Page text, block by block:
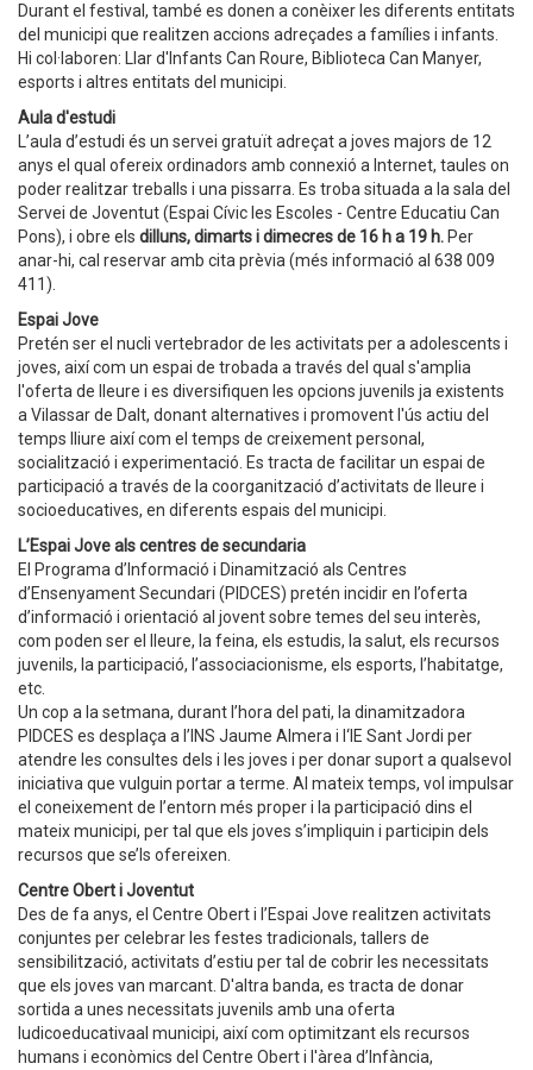
Durant el festival, també es donen a conèixer les diferents entitats
del municipi que realitzen accions adreçades a famílies i infants.
Hi col·laboren: Llar d'Infants Can Roure, Biblioteca Can Manyer,
esports i altres entitats del municipi.
Aula d'estudi
L’aula d’estudi és un servei gratuït adreçat a joves majors de 12
anys el qual ofereix ordinadors amb connexió a Internet, taules on
poder realitzar treballs i una pissarra. Es troba situada a la sala del
Servei de Joventut (Espai Cívic les Escoles - Centre Educatiu Can
Pons), i obre els dilluns, dimarts i dimecres de 16 h a 19 h. Per
anar-hi, cal reservar amb cita prèvia (més informació al 638 009
411).
Espai Jove
Pretén ser el nucli vertebrador de les activitats per a adolescents i
joves, així com un espai de trobada a través del qual s'amplia
l'oferta de lleure i es diversifiquen les opcions juvenils ja existents
a Vilassar de Dalt, donant alternatives i promovent l'ús actiu del
temps lliure així com el temps de creixement personal,
socialització i experimentació. Es tracta de facilitar un espai de
participació a través de la coorganització d’activitats de lleure i
socioeducatives, en diferents espais del municipi.
L’Espai Jove als centres de secundaria
El Programa d’Informació i Dinamització als Centres
d’Ensenyament Secundari (PIDCES) pretén incidir en l’oferta
d’informació i orientació al jovent sobre temes del seu interès,
com poden ser el lleure, la feina, els estudis, la salut, els recursos
juvenils, la participació, l’associacionisme, els esports, l’habitatge,
etc.
Un cop a la setmana, durant l’hora del pati, la dinamitzadora
PIDCES es desplaça a l’INS Jaume Almera i l‘IE Sant Jordi per
atendre les consultes dels i les joves i per donar suport a qualsevol
iniciativa que vulguin portar a terme. Al mateix temps, vol impulsar
el coneixement de l’entorn més proper i la participació dins el
mateix municipi, per tal que els joves s’impliquin i participin dels
recursos que se’ls ofereixen.
Centre Obert i Joventut
Des de fa anys, el Centre Obert i l’Espai Jove realitzen activitats
conjuntes per celebrar les festes tradicionals, tallers de
sensibilització, activitats d’estiu per tal de cobrir les necessitats
que els joves van marcant. D'altra banda, es tracta de donar
sortida a unes necessitats juvenils amb una oferta
ludicoeducativaal municipi, així com optimitzant els recursos
humans i econòmics del Centre Obert i l'àrea d’Infància,